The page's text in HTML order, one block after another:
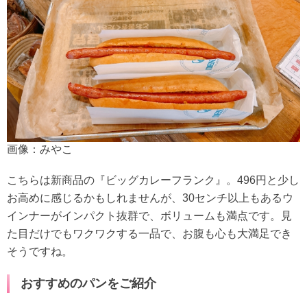
画像：みやこ
こちらは新商品の『ビッグカレーフランク』。496円と少し
お高めに感じるかもしれませんが、30センチ以上もあるウ
インナーがインパクト抜群で、ボリュームも満点です。見
た目だけでもワクワクする一品で、お腹も心も大満足でき
そうですね。
おすすめのパンをご紹介